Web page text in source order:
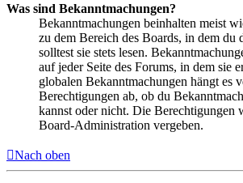
Was sind Bekanntmachungen?
Bekanntmachungen beinhalten meist
zu dem Bereich des Boards, in dem du
solltest sie stets lesen.
auf jeder Seite des Forums, in dem sie
globalen Bekanntmachungen hängt es
Berechtigungen ab, ob du
kannst oder nicht. Die Berechtigungen
Board-Administration vergeben.
Nach oben